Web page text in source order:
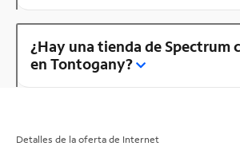
¿Hay una tienda de Spectrum
en Tontogany?
Detalles de la oferta de Internet